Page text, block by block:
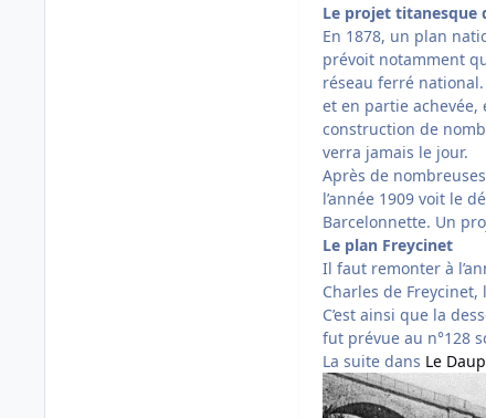
Le projet titanesque
En 1878, un plan
prévoit notamment
réseau ferré
et en partie
construction de
verra jamais le jour.
Après de
l’année 1909 voit le
Barcelonnette. Un
Le plan Freycinet
Il faut remonter à
Charles de
C’est ainsi que la
fut prévue au n°128
La suite dans Le